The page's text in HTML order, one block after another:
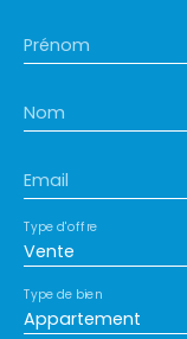
Prénom
Nom
Email
Vente
Type d'offre
Appartement
Type de bien